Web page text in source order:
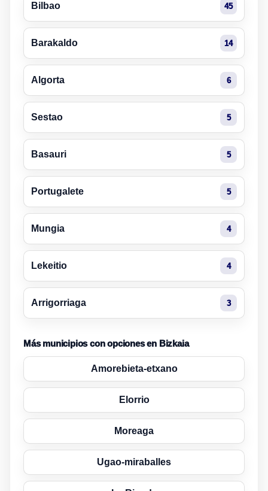
Bilbao 45
Barakaldo 14
Algorta 6
Sestao 5
Basauri 5
Portugalete 5
Mungia 4
Lekeitio 4
Arrigorriaga 3
Más municipios con opciones en Bizkaia
Amorebieta-etxano
Elorrio
Moreaga
Ugao-miraballes